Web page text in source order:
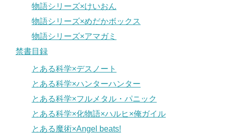
物語シリーズ×けいおん
物語シリーズ×めだかボックス
物語シリーズ×アマガミ
禁書目録
とある科学×デスノート
とある科学×ハンターハンター
とある科学×フルメタル・パニック
とある科学×化物語×ハルヒ×俺ガイル
とある魔術×Angel beats!